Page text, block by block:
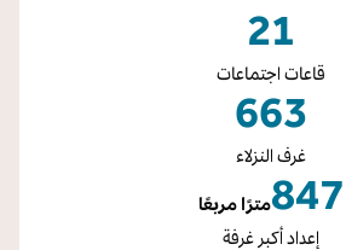
21
قاعات اجتماعات
663
غرف النزلاء
847مترًا مربعًا
أمتار مربعة
إعداد أكبر غرفة